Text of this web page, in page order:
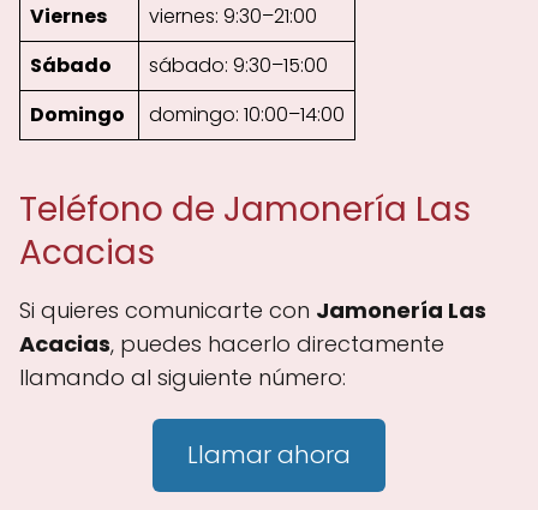
Viernes
viernes: 9:30–21:00
Sábado
sábado: 9:30–15:00
Domingo
domingo: 10:00–14:00
Teléfono de Jamonería Las
Acacias
Si quieres comunicarte con Jamonería Las
Acacias, puedes hacerlo directamente
llamando al siguiente número:
Llamar ahora